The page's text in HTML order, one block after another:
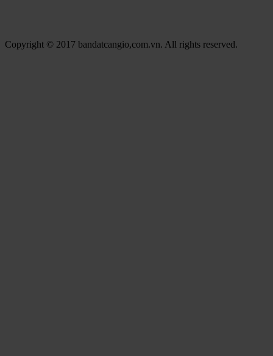
Copyright © 2017 bandatcangio,com.vn. All rights reserved.